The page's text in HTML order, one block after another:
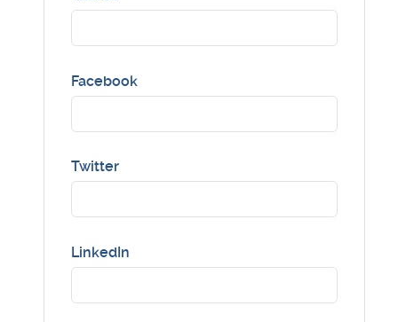
Facebook
Twitter
LinkedIn